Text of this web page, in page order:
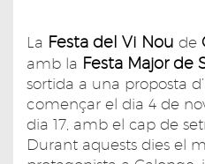
La Festa del Vi Nou de
amb la Festa Major de
sortida a una proposta
començar el dia 4 de
dia 17, amb el cap de
Durant aquests dies el